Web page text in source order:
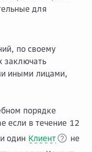
для
по своему
заключать
иными лицами,
порядке
если в течение 12
один Клиент
не